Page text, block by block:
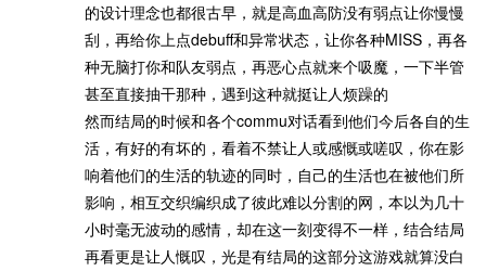
的设计理念也都很古早，就是高血高防没有弱点让你慢慢
刮，再给你上点debuff和异常状态，让你各种MISS，再各
种无脑打你和队友弱点，再恶心点就来个吸魔，一下半管
甚至直接抽干那种，遇到这种就挺让人烦躁的
然而结局的时候和各个commu对话看到他们今后各自的生
活，有好的有坏的，看着不禁让人或感慨或嗟叹，你在影
响着他们的生活的轨迹的同时，自己的生活也在被他们所
影响，相互交织编织成了彼此难以分割的网，本以为几十
小时毫无波动的感情，却在这一刻变得不一样，结合结局
再看更是让人慨叹，光是有结局的这部分这游戏就算没白